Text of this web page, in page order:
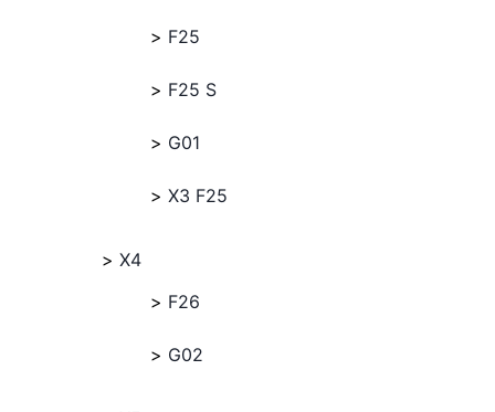
F25
F25 S
G01
X3 F25
X4
F26
G02